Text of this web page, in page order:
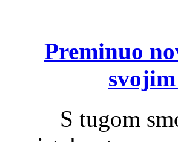
Preminuo
S tugom